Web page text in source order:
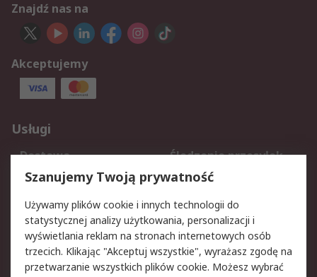
Znajdź nas na
Akceptujemy
Usługi
Dostawa
Śledzenie przesyłek
Reklamacje i zwroty
Rejestracja
Aspekty prawne
Bezpieczeństwo e-
Polityka dotycząca
Szanujemy Twoją prywatność
Używamy plików cookie i innych technologii do
statystycznej analizy użytkowania, personalizacji i
wyświetlania reklam na stronach internetowych osób
trzecich. Klikając "Akceptuj wszystkie", wyrażasz zgodę na
przetwarzanie wszystkich plików cookie. Możesz wybrać